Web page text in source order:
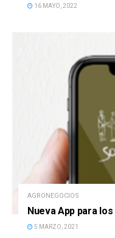
16 MAYO, 2022
AGRONEGOCIOS
Nueva App para
5 MARZO, 2021